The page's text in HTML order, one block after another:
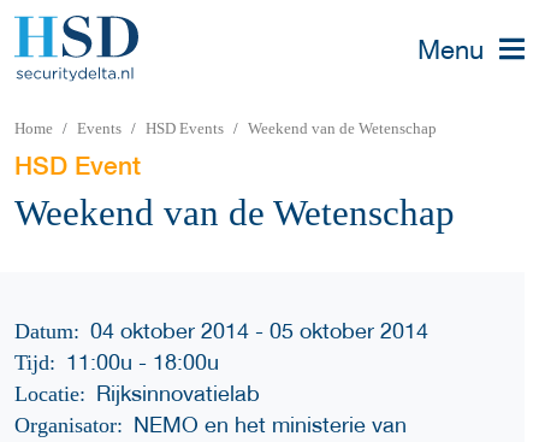
Menu
Home Events HSD Events Weekend van de Wetenschap
HSD Event
Weekend van de Wetenschap
Datum: 04 oktober 2014 - 05 oktober 2014
Tijd: 11:00u- 18:00u
Locatie: Rijksinnovatielab
Organisator: NEMO en het ministerie van